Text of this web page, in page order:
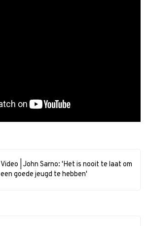
Video | John Sarno: 'Het is nooit te laat om
een goede jeugd te hebben'